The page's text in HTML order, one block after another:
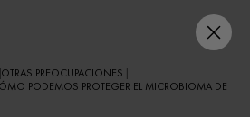
OTRAS PREOCUPACIONES
PODEMOS PROTEGER EL MICROBIOMA DE